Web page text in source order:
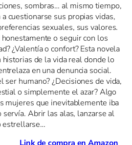
sombras… al mismo tiempo,
cuestionarse sus propias vidas,
sexuales, sus valores.
o seguir con los
¿Valentía o confort? Esta novela
historias de la vida real donde lo
en una denuncia social.
ser humano? ¿Decisiones de vida,
o simplemente el azar? Algo
mujeres que inevitablemente iba
Abrir las alas, lanzarse al
estrellarse…